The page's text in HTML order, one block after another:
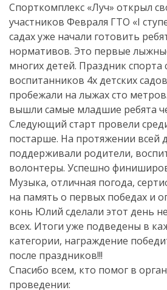
Спорткомплекс «Луч» открыл
участников Февраля ГТО «I
садах уже начали готовить
нормативов. Это первые
многих детей. Праздник спорта
воспитанников 4х детских
пробежали на лыжах сто
вышли самые младшие ребята
Следующий старт провели
постарше. На протяжении всей
поддерживали родители,
волонтеры. Успешно
Музыка, отличная погода,
на память о первых победах и
конь Юлий сделали этот день
всех. Итоги уже подведены в
категории, награждение
после праздников!!!
Спасибо всем, кто помог в
проведении: